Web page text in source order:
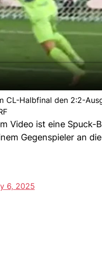
CL-Halbfinal den 2:2-
Video ist eine Spuck-
Gegenspieler an
6, 2025